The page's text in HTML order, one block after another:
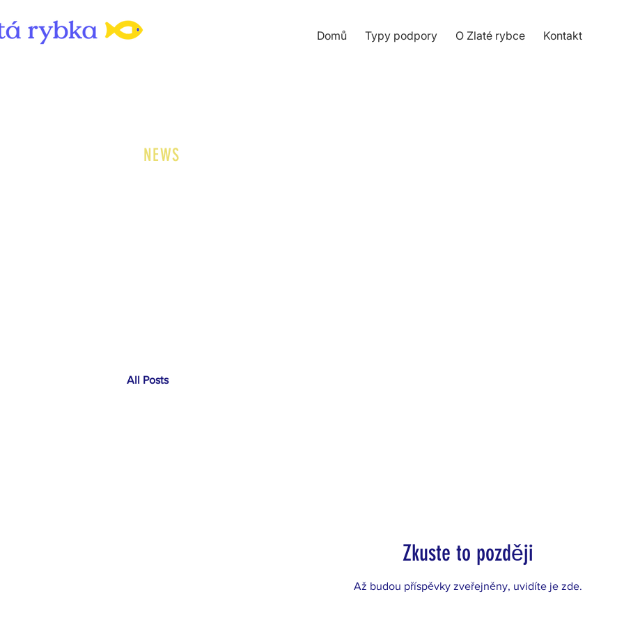
Domů Typy podpory O Zlaté rybce Kontakt
NEWS
All Posts
Zkuste to později
Až budou příspěvky zveřejněny, uvidíte je zde.